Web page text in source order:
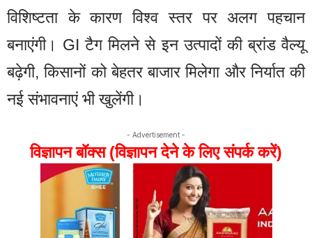
विशिष्टता के कारण विश्व स्तर पर अलग पहचान
बनाएंगी। GI टैग मिलने से इन उत्पादों की ब्रांड वैल्यू
बढ़ेगी, किसानों को बेहतर बाजार मिलेगा और निर्यात की
नई संभावनाएं भी खुलेंगी।
- Advertisement -
विज्ञापन बॉक्स (विज्ञापन देने के लिए संपर्क करें)